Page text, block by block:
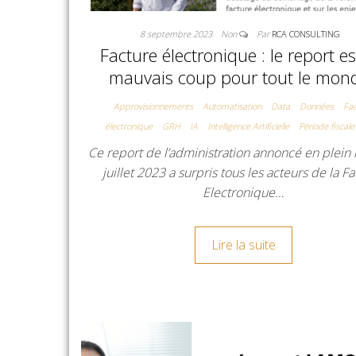
8 septembre 2023 Non ParRCA CONSULTING
Facture électronique : le report
mauvais coup pour tout le
Approvisionnements Automatisation Data Données
électronique
GRH IA Intelligence Artificielle Période fiscale
Ce report de l’administration annoncé en plein
juillet 2023 a surpris tous les acteurs de la
Electronique…
Lire la suite